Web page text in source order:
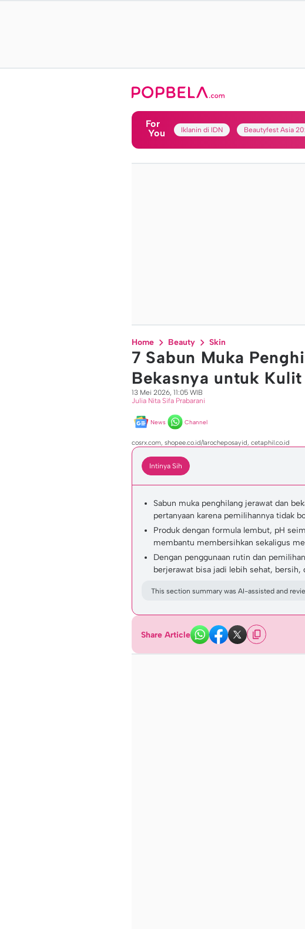
For
You
Iklanin di IDN Beautyfest Asia
Home Beauty Skin
7 Sabun Muka
Bekasnya untuk
13 Mei 2026, 11:05 WIB
Julia Nita Sifa Prabarani
News Channel
cosrx.com, shopee.co.id/larocheposayid, cetaphil.co.id
Intinya Sih
Sabun muka penghilang jerawat dan
pertanyaan karena pemilihannya tidak
Produk dengan formula lembut, pH
membantu membersihkan sekaligus
Dengan penggunaan rutin dan
berjerawat bisa jadi lebih sehat, bersih,
This section summary was AI-assisted and
Share Article